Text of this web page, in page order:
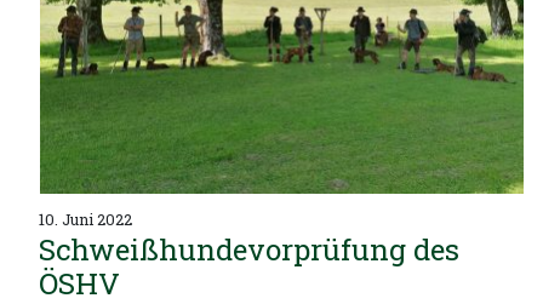
10. Juni 2022
Schweißhundevorprüfung des
ÖSHV